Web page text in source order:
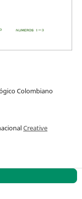
Colombiano
Creative